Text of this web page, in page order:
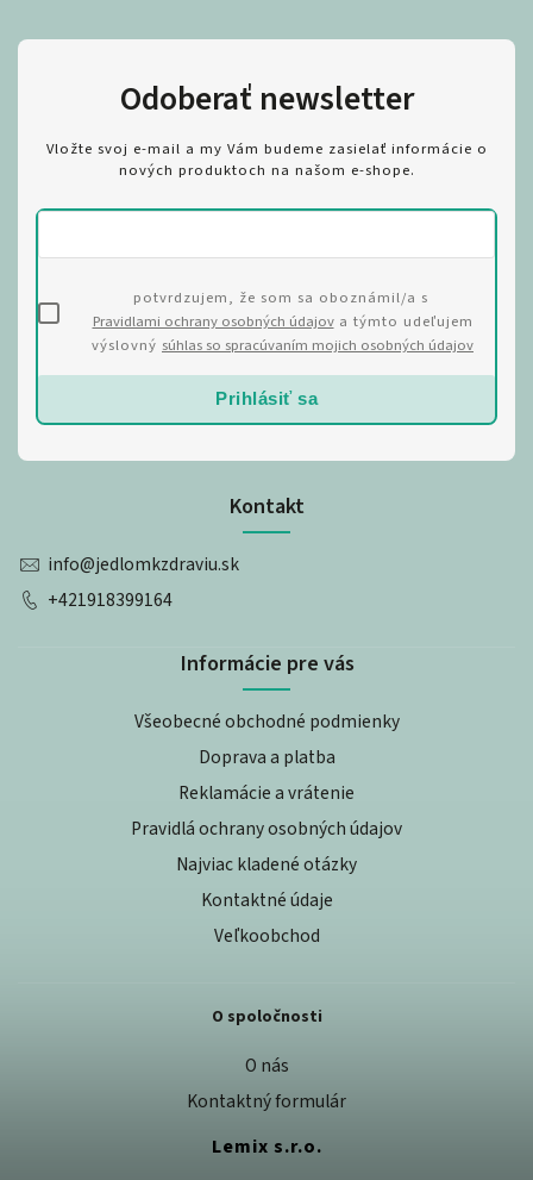
Kontakt
info@jedlomkzdraviu.sk
+421918399164
Informácie pre vás
Všeobecné obchodné podmienky
Doprava a platba
Reklamácie a vrátenie
Pravidlá ochrany osobných údajov
Najviac kladené otázky
Kontaktné údaje
Veľkoobchod
O spoločnosti
O nás
Kontaktný formulár
Lemix s.r.o.
Odoberať newsletter
Vložte svoj e-mail a my Vám budeme zasielať informácie o
nových produktoch na našom e-shope.
potvrdzujem, že som sa oboznámil/a s
Pravidlami ochrany osobných údajova týmto udeľujem
výslovný súhlas so spracúvaním mojich osobných údajov
Prihlásiť sa